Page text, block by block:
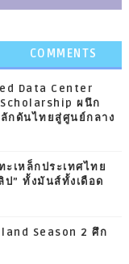
COMMENTS
Data Center
ผนึก
กดันไทยสู่ศูนย์กลาง
ะเหล็กประเทศไทย
” ทั้งมันส์ทั้งเดือด
Season 2 ศึก